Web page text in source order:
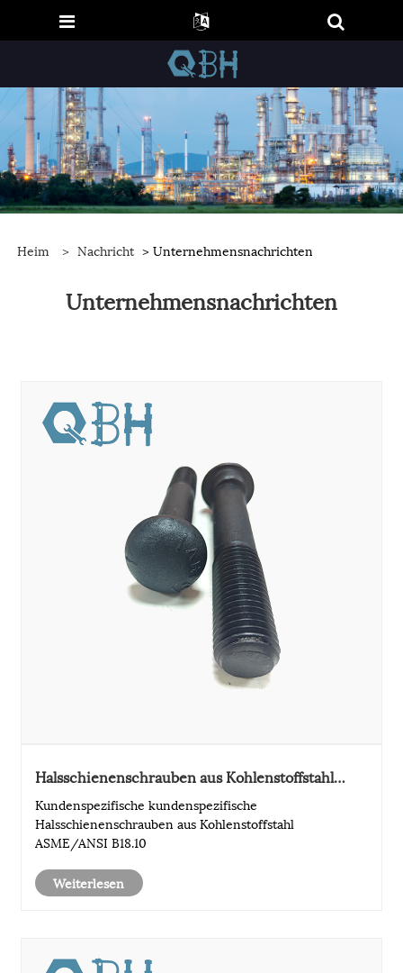
Heim > Nachricht > Unternehmensnachrichten
Unternehmensnachrichten
Halsschienenschrauben aus Kohlenstoffstahl
Kundenspezifische kundenspezifische
Halsschienenschrauben aus Kohlenstoffstahl
ASME/ANSI B18.10
Weiterlesen